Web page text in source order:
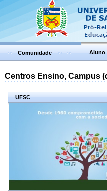
Comunidade Aluno
Centros Ensino, Campus
UFSC